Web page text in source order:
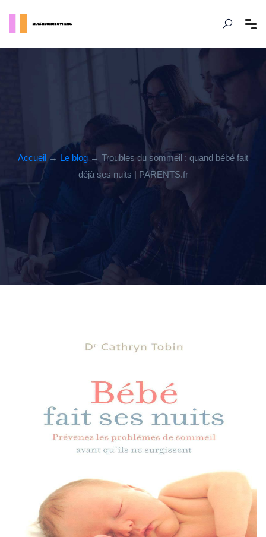
Accueil → Le blog→ Troubles du sommeil : quand bébé fait
déjà ses nuits | PARENTS.fr